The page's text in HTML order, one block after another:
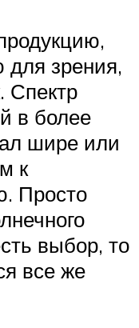
для зрения,
Спектр
в более
шире или
к
Просто
выбор, то
все же